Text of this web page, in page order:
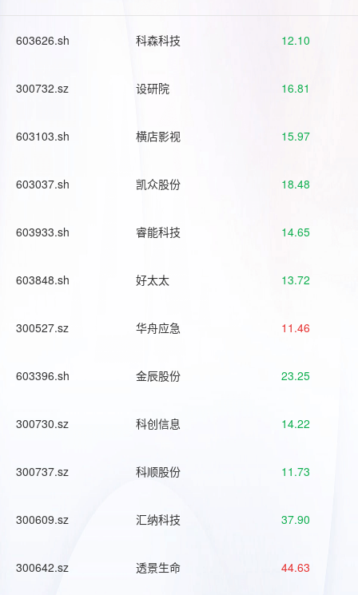
603626.sh 科森科技 12.10
300732.sz 设研院 16.81
603103.sh 横店影视 15.97
603037.sh 凯众股份 18.48
603933.sh 睿能科技 14.65
603848.sh 好太太 13.72
300527.sz 华舟应急 11.46
603396.sh 金辰股份 23.25
300730.sz 科创信息 14.22
300737.sz 科顺股份 11.73
300609.sz 汇纳科技 37.90
300642.sz 透景生命 44.63